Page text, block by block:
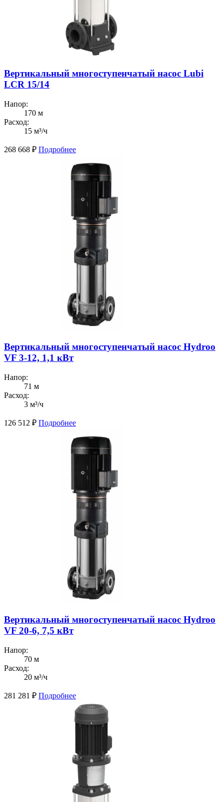
Вертикальный многоступенчатый насос Lubi
LCR 15/14
Напор:
170 м
Расход:
15 м³/ч
268 668 ₽ Подробнее
Вертикальный многоступенчатый насос Hydroo
VF 3-12, 1,1 кВт
Напор:
71 м
Расход:
3 м³/ч
126 512 ₽ Подробнее
Вертикальный многоступенчатый насос Hydroo
VF 20-6, 7,5 кВт
Напор:
70 м
Расход:
20 м³/ч
281 281 ₽ Подробнее